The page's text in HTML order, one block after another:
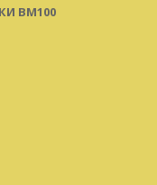
BM100